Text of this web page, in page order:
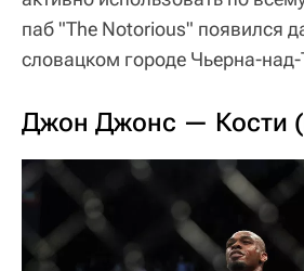
паб "The Notorious" появился
словацком городе Чьерна-над-
Джон Джонс — Кости